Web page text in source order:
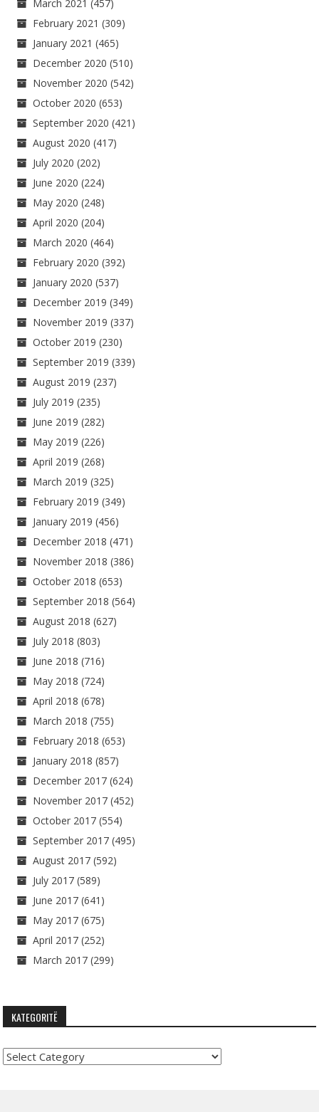
March 2021 (457)
February 2021 (309)
January 2021 (465)
December 2020 (510)
November 2020 (542)
October 2020 (653)
September 2020 (421)
August 2020 (417)
July 2020 (202)
June 2020 (224)
May 2020 (248)
April 2020 (204)
March 2020 (464)
February 2020 (392)
January 2020 (537)
December 2019 (349)
November 2019 (337)
October 2019 (230)
September 2019 (339)
August 2019 (237)
July 2019 (235)
June 2019 (282)
May 2019 (226)
April 2019 (268)
March 2019 (325)
February 2019 (349)
January 2019 (456)
December 2018 (471)
November 2018 (386)
October 2018 (653)
September 2018 (564)
August 2018 (627)
July 2018 (803)
June 2018 (716)
May 2018 (724)
April 2018 (678)
March 2018 (755)
February 2018 (653)
January 2018 (857)
December 2017 (624)
November 2017 (452)
October 2017 (554)
September 2017 (495)
August 2017 (592)
July 2017 (589)
June 2017 (641)
May 2017 (675)
April 2017 (252)
March 2017 (299)
KATEGORITË
Kategoritë